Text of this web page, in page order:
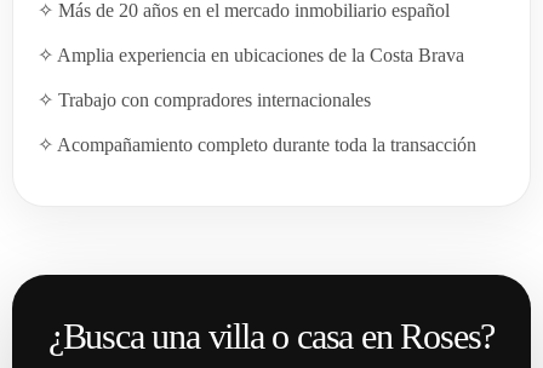
✧ Más de 20 años en el mercado inmobiliario español
✧ Amplia experiencia en ubicaciones de la Costa Brava
✧ Trabajo con compradores internacionales
✧ Acompañamiento completo durante toda la transacción
¿Busca una villa o casa en Roses?